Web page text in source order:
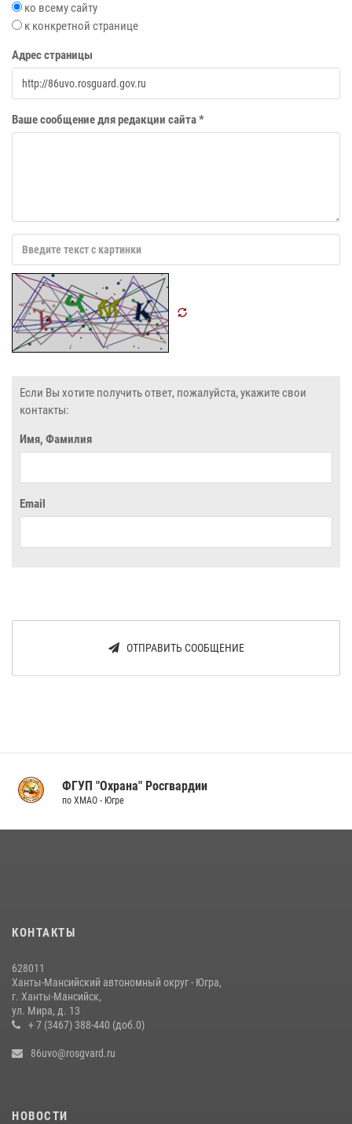
ко всему сайту
к конкретной странице
Адрес страницы
Ваше сообщение для редакции сайта *
Если Вы хотите получить ответ, пожалуйста, укажите свои
контакты:
Имя, Фамилия
Email
ОТПРАВИТЬ СООБЩЕНИЕ
ФГУП "Охрана" Росгвардии
по ХМАО - Югре
КОНТАКТЫ
628011
Ханты-Мансийский автономный округ - Югра,
г. Ханты-Мансийск,
ул. Мира, д. 13
+ 7 (3467) 388-440 (доб.0)
86uvo@rosgvard.ru
НОВОСТИ